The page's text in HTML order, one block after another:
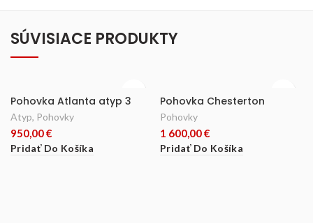
SÚVISIACE PRODUKTY
Pohovka Atlanta atyp 3
Atyp, Pohovky
950,00€
Pridať Do Košíka
Pohovka Chesterton
Pohovky
1 600,00€
Pridať Do Košíka